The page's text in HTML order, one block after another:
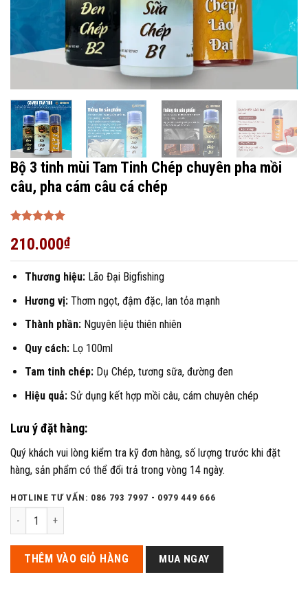
Bộ 3 tinh mùi Tam Tinh Chép chuyên pha mồi
câu, pha cám câu cá chép
hạng 55
210.000₫
Thương hiệu:Lão Đại Bigfishing
Hương vị:Thơm ngọt, đậm đặc, lan tỏa mạnh
Thành phần:Nguyên liệu thiên nhiên
Quy cách:Lọ 100ml
Tam tinh chép:Dụ Chép, tương sữa, đường đen
Hiệu quả:Sử dụng kết hợp mồi câu, cám chuyên chép
Lưu ý đặt hàng:
Quý khách vui lòng kiểm tra kỹ đơn hàng, số lượng trước khi đặt
hàng, sản phẩm có thể đổi trả trong vòng 14 ngày.
HOTLINE TƯ VẤN: 086 793 7997 - 0979 449 666
Bộ 3 tinh mùi Tam Tinh Chép chuyên pha mồi câu, pha cám câu cá chép
THÊM VÀO GIỎ HÀNG MUA NGAY